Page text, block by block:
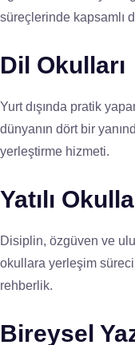
süreçlerinde kapsamlı
Dil Okulları
Yurt dışında pratik
dünyanın dört bir
yerleştirme hizmeti.
Yatılı
Disiplin, özgüven ve
okullara yerleşim
rehberlik.
Bireysel